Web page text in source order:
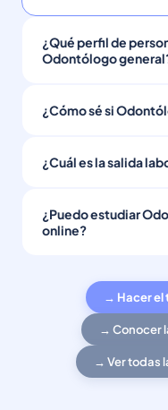
¿Qué perfil de
Odontólogo
¿Cómo sé si
¿Cuál es la salida
¿Puedo estudiar
online?
→ Hacer el
→ Conocer
→ Ver todas